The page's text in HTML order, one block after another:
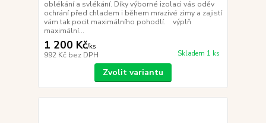
oblékání a svlékání. Díky výborné izolaci vás oděv
ochrání před chladem i během mrazivé zimy a zajistí
vám tak pocit maximálního pohodlí. výplň
maximální...
1 200 Kč/ks
992 Kč bez DPH Skladem 1 ks
Zvolit variantu